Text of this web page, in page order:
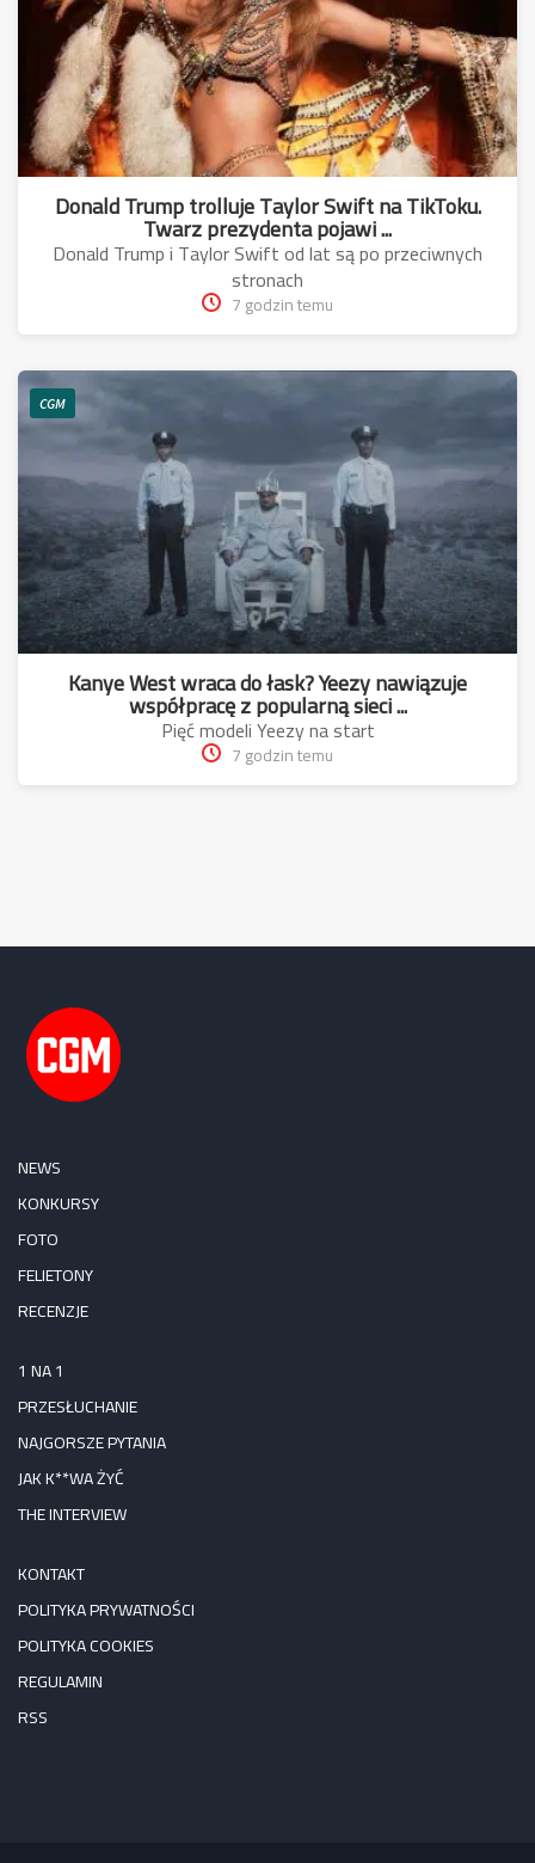
Donald Trump trolluje Taylor Swift na TikToku.
Twarz prezydenta pojawi ...
Donald Trump i Taylor Swift od lat są po przeciwnych
stronach
7 godzin temu
CGM
Kanye West wraca do łask? Yeezy nawiązuje
współpracę z popularną sieci ...
Pięć modeli Yeezy na start
7 godzin temu
NEWS
KONKURSY
FOTO
FELIETONY
RECENZJE
1 NA 1
PRZESŁUCHANIE
NAJGORSZE PYTANIA
JAK K**WA ŻYĆ
THE INTERVIEW
KONTAKT
POLITYKA PRYWATNOŚCI
POLITYKA COOKIES
REGULAMIN
RSS